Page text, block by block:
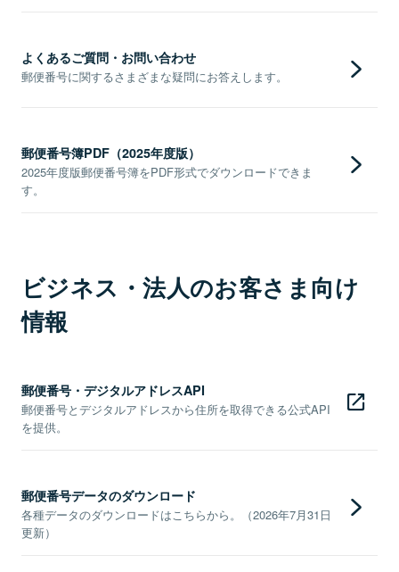
よくあるご質問・お問い合わせ
郵便番号に関するさまざまな疑問にお答えします。
郵便番号簿PDF（2025年度版）
2025年度版郵便番号簿をPDF形式でダウンロードできま
す。
ビジネス・法人のお客さま向け
情報
郵便番号・デジタルアドレスAPI
郵便番号とデジタルアドレスから住所を取得できる公式API
を提供。
郵便番号データのダウンロード
各種データのダウンロードはこちらから。（2026年7月31日
更新）